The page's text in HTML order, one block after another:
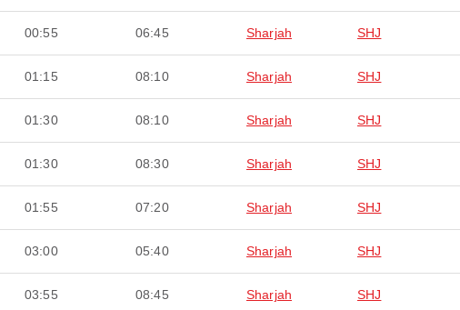
00:55 06:45 Sharjah SHJ
01:15 08:10 Sharjah SHJ
01:30 08:10 Sharjah SHJ
01:30 08:30 Sharjah SHJ
01:55 07:20 Sharjah SHJ
03:00 05:40 Sharjah SHJ
03:55 08:45 Sharjah SHJ